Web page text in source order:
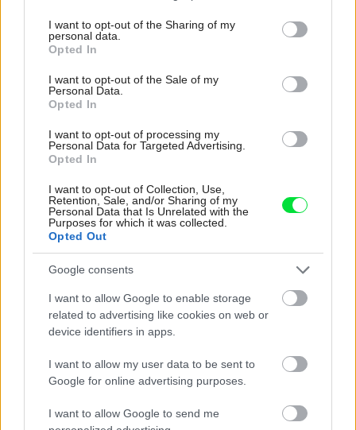
not limited to your visit or usage behaviour. You may click to
grant or deny consent to Google and its third-party tags to
use your data for below specified purposes in below Google
consent section.
I want to opt-out of the Sharing of my
personal data.
Opted In
I want to opt-out of the Sale of my
Personal Data.
Opted In
I want to opt-out of processing my
Personal Data for Targeted Advertising.
Opted In
I want to opt-out of Collection, Use,
Retention, Sale, and/or Sharing of my
Personal Data that Is Unrelated with the
Purposes for which it was collected.
Opted Out
Google consents
I want to allow Google to enable storage
related to advertising like cookies on web or
device identifiers in apps.
I want to allow my user data to be sent to
Google for online advertising purposes.
I want to allow Google to send me